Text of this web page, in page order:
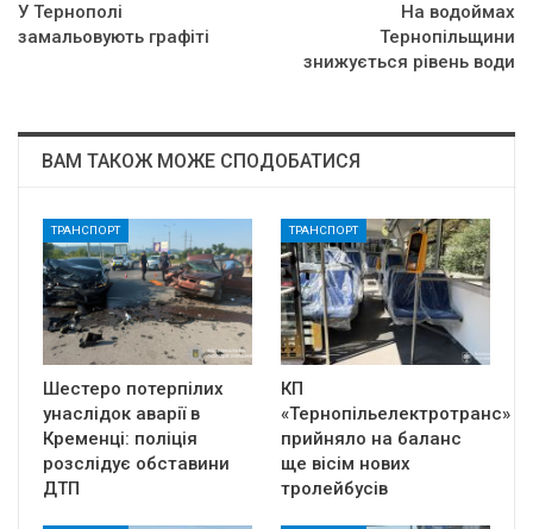
У Тернополі
замальовують графіті
На водоймах
Тернопільщини
знижується рівень води
ВАМ ТАКОЖ МОЖЕ СПОДОБАТИСЯ
ТРАНСПОРТ
Шестеро потерпілих
унаслідок аварії в
Кременці: поліція
розслідує обставини
ДТП
ТРАНСПОРТ
КП
«Тернопільелектротранс»
прийняло на баланс
ще вісім нових
тролейбусів